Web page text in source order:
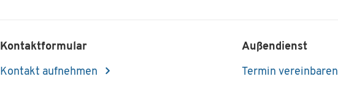
Kontaktformular
Kontakt aufnehmen
Außendienst
Termin vereinbaren